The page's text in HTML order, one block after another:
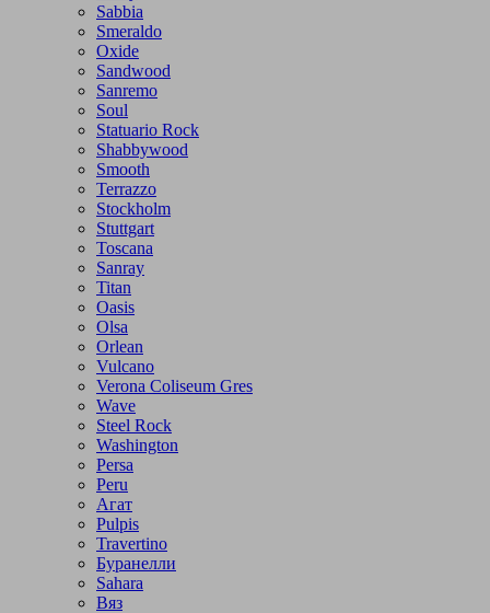
Sabbia
Smeraldo
Oxide
Sandwood
Sanremo
Soul
Statuario Rock
Shabbywood
Smooth
Terrazzo
Stockholm
Stuttgart
Toscana
Sanray
Titan
Oasis
Olsa
Orlean
Vulcano
Verona Coliseum Gres
Wave
Steel Rock
Washington
Persa
Peru
Агат
Pulpis
Travertino
Буранелли
Sahara
Вяз